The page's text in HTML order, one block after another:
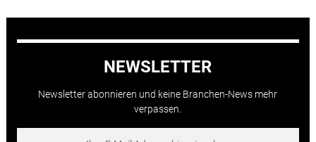
NEWSLETTER
Newsletter abonnieren und keine Branchen-News mehr
verpassen.